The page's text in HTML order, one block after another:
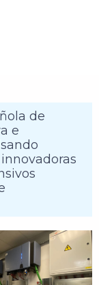
de
e